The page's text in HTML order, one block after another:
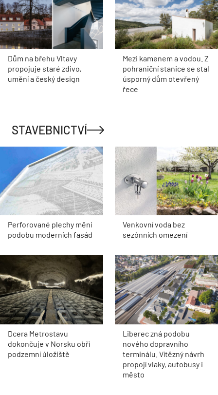
Dům na břehu Vltavy
propojuje staré zdivo,
umění a český design
Mezi kamenem a vodou. Z
pohraniční stanice se stal
úsporný dům otevřený
řece
STAVEBNICTVÍ
Perforované plechy mění
podobu moderních fasád
Venkovní voda bez
sezónních omezení
Dcera Metrostavu
dokončuje v Norsku obří
podzemní úložiště
Liberec zná podobu
nového dopravního
terminálu. Vítězný návrh
propojí vlaky, autobusy i
město